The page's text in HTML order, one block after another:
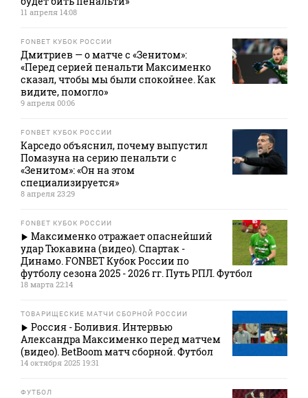
11 апреля 14:08
FONBET КУБОК РОССИИ
Дмитриев — о матче с «Зенитом»:
«Перед серией пенальти Максименко
сказал, чтобы мы были спокойнее. Как
видите, помогло»
9 апреля 00:06
FONBET КУБОК РОССИИ
Карседо объяснил, почему выпустил
Помазуна на серию пенальти с
«Зенитом»: «Он на этом
специализируется»
8 апреля 23:29
FONBET КУБОК РОССИИ
Максименко отражает опаснейший
удар Тюкавина (видео). Спартак -
Динамо. FONBET Кубок России по
футболу сезона 2025 - 2026 гг. Путь РПЛ. Футбол
18 марта 22:14
ТОВАРИЩЕСКИЕ МАТЧИ СБОРНОЙ РОССИИ
Россия - Боливия. Интервью
Александра Максименко перед матчем
(видео). BetBoom матч сборной. Футбол
14 октября 2025 19:31
ФУТБОЛ